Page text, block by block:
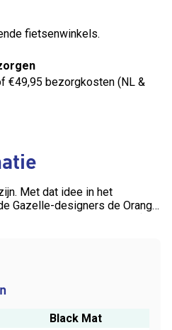
Met dat idee in het
Gazelle-designers de Orange
Line Plus-middenmotor (50
tot stilstand. De nette
langs alle kanten.
Black Mat
fietsenwinkels.
€49,95 bezorgkosten (NL &